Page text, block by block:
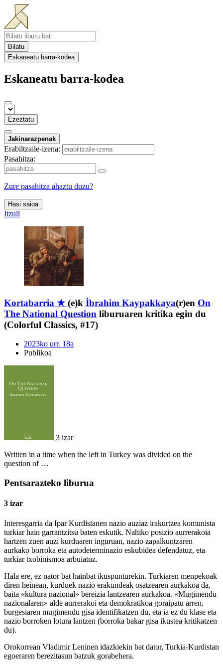
Bilatu
Eskaneatu barra-kodea
Eskaneatu barra-kodea
Ezeztatu
Jakinarazpenak
Erabiltzaile-izena:
Pasahitza:
Zure pasahitza ahaztu duzu?
Hasi saioa
Itzuli
Kortabarria ★ (e)k İbrahim Kaypakkaya(r)en On
The National Question liburuaren kritika egin du
(Colorful Classics, #17)
2023ko urr. 18a
Publikoa
3 izar
Written in a time when the left in Turkey was divided on the
question of …
Pentsarazteko liburua
3 izar
Interesgarria da Ipar Kurdistanen nazio auziaz irakurtzea komunista
turkiar hain garrantzitsu baten eskutik. Nahiko posizio aurrerakoia
hartzen zuen auzi kurduaren inguruan, nazio zapalkuntzaren
aurkako borroka eta autodeterminazio eskubidea defendatuz, eta
turkiar txobinismoa arbuiatuz.
Hala ere, ez nator bat hainbat ikuspunturekin. Turkiaren menpekoak
diren heinean, kurduek nazio erakundeak osatzearen aurkakoa da,
baita «kultura nazional» bereizia lantzearen aurkakoa. «Mugimendu
nazionalaren» alde aurrerakoi eta demokratikoa goraipatu arren,
burgesiaren mugimendu gisa identifikatzen du, eta ia ez du klase eta
nazio borroken lotura lantzen (borroka bakar gisa ikustea kritikatzen
du).
Orokorrean Vladimir Leninen idazkiekin bat dator, Turkia-Kurdistan
egoeraren berezitasun batzuk gorabehera.